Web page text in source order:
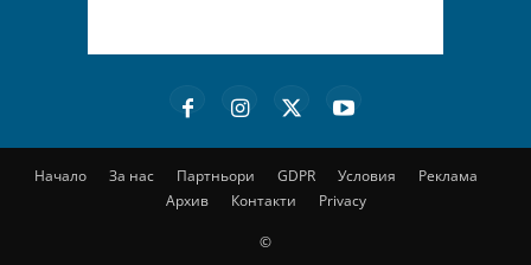
Начало За нас Партньори GDPR Условия
Реклама
Архив
Контакти Privacy
©